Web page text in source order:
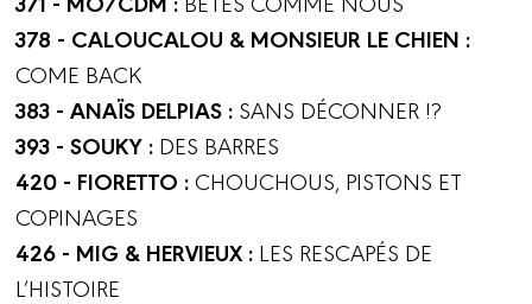
378 - CALOUCALOU & MONSIEUR LE CHIEN :
COME BACK
383 - ANAÏS DELPIAS : SANS DÉCONNER !?
393 - SOUKY : DES BARRES
420 - FIORETTO :CHOUCHOUS, PISTONS ET
COPINAGES
426 - MIG & HERVIEUX : LES RESCAPÉS DE
L’HISTOIRE